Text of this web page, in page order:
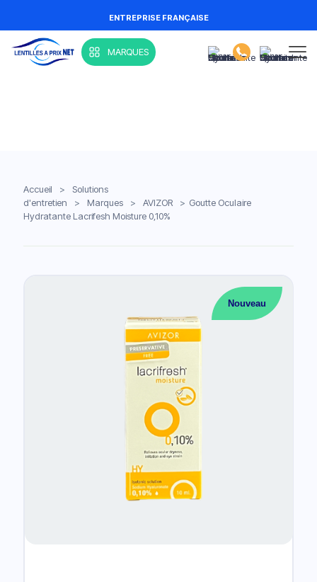
ENTREPRISE FRANÇAISE
MARQUES
Accueil >
Solutions
d'entretien
> Marques > AVIZOR > Goutte Oculaire
Hydratante Lacrifesh Moisture 0,10%
Nouveau